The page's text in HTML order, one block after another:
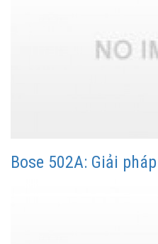
Bose 502A: Giải